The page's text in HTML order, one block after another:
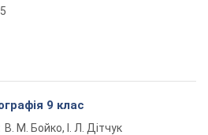
9 клас
В. М. Бойко, І. Л. Дітчук